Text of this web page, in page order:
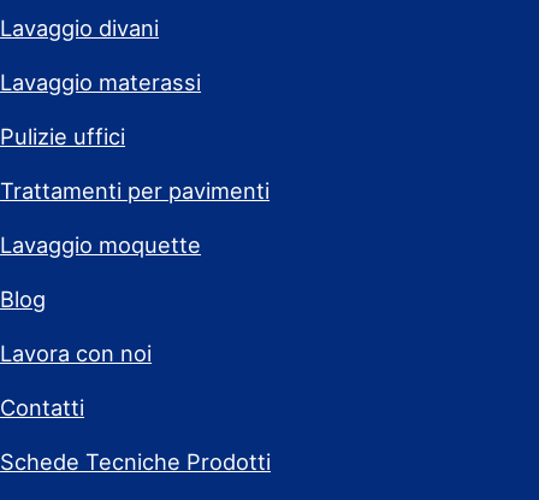
Lavaggio divani
Lavaggio materassi
Pulizie uffici
Trattamenti per pavimenti
Lavaggio moquette
Blog
Lavora con noi
Contatti
Schede Tecniche Prodotti